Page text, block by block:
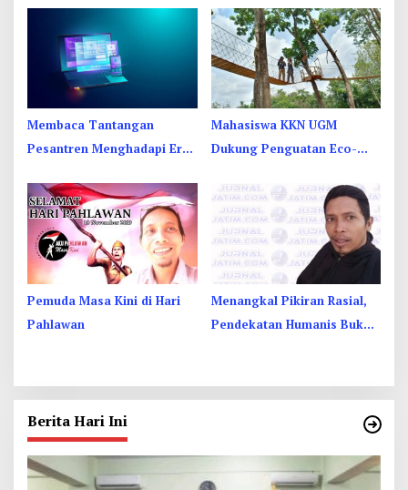
Era Globalisasi
Membaca Tantangan
Pesantren Menghadapi Era
Mahasiswa KKN UGM
Dukung Penguatan Eco-
Pemuda Masa Kini di Hari
Pahlawan
Menangkal Pikiran Rasial,
Pendekatan Humanis Bukan
Berita Hari Ini